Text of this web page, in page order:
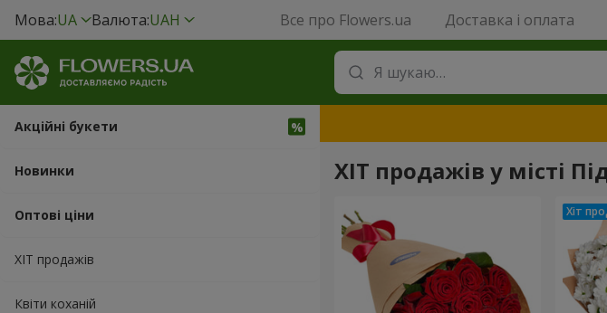
Мова:UA Валюта:UAH Все про Flowers.ua Доставка і оплата
Акційні букети
Новинки
Оптові ціни
ХІТ продажів
Квіти коханій
ХІТ продажів у місті